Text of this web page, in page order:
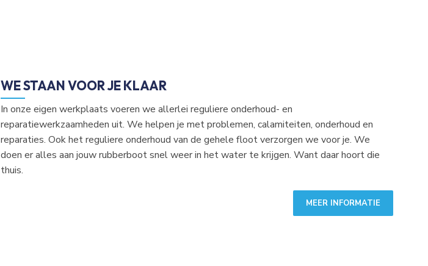
WE STAAN VOOR JE KLAAR
In onze eigen werkplaats voeren we allerlei reguliere onderhoud- en
reparatiewerkzaamheden uit. We helpen je met problemen, calamiteiten, onderhoud en
reparaties. Ook het reguliere onderhoud van de gehele floot verzorgen we voor je. We
doen er alles aan jouw rubberboot snel weer in het water te krijgen. Want daar hoort die
thuis.
MEER INFORMATIE